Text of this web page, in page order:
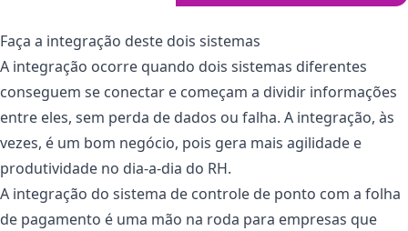
Faça a integração deste dois sistemas
A integração ocorre quando dois sistemas diferentes
conseguem se conectar e começam a dividir informações
entre eles, sem perda de dados ou falha. A integração, às
vezes, é um bom negócio, pois gera mais agilidade e
produtividade no dia-a-dia do RH.
A integração do sistema de controle de ponto com a folha
de pagamento é uma mão na roda para empresas que